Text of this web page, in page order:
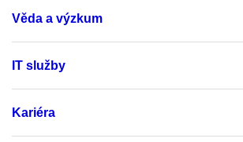
Věda a výzkum
IT služby
Kariéra